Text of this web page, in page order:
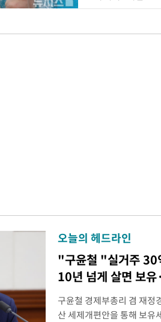
오늘의 헤드라인
"구윤철 "실거주 30
10년 넘게 살면 보
구윤철 경제부총리 겸 재정
산 세제개편안을 통해 보유